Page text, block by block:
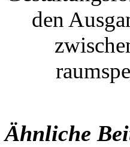
den
Ähnliche